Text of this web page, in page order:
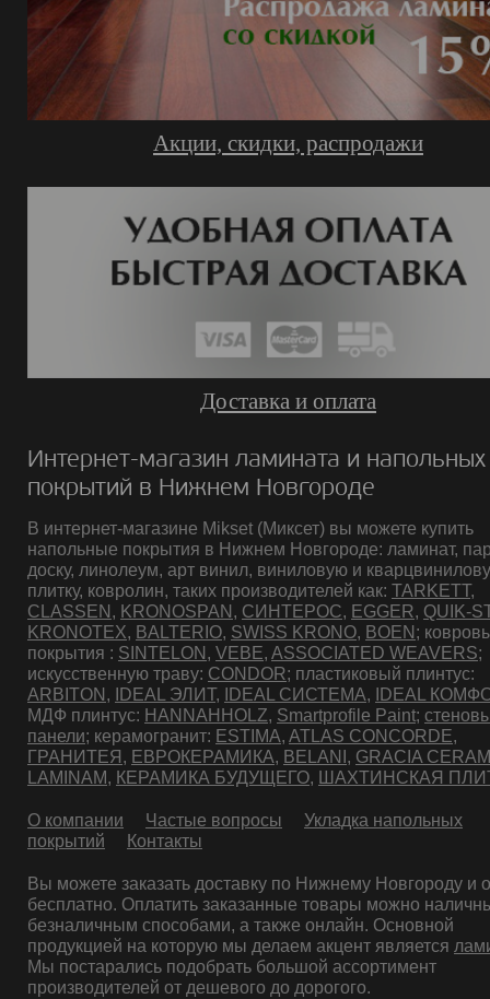
Акции, скидки, распродажи
Доставка и оплата
Интернет-магазин ламината и напольных
покрытий в Нижнем Новгороде
В интернет-магазине Mikset (Миксет) вы можете купить
напольные покрытия в Нижнем Новгороде: ламинат,
доску, линолеум, арт винил, виниловую и
плитку, ковролин, таких производителей как: TARKETT,
CLASSEN, KRONOSPAN, СИНТЕРОС, EGGER, QUIK-
KRONOTEX, BALTERIO, SWISS KRONO, BOEN;
покрытия : SINTELON, VEBE, ASSOCIATED WEAVERS;
искусственную траву: CONDOR; пластиковый плинтус:
ARBITON, IDEAL ЭЛИТ, IDEAL СИСТЕМА, IDEAL
МДФ плинтус: HANNAHHOLZ, Smartprofile Paint;
панели; керамогранит: ESTIMA, ATLAS CONCORDE,
ГРАНИТЕЯ, ЕВРОКЕРАМИКА, BELANI, GRACIA
LAMINAM, КЕРАМИКА БУДУЩЕГО, ШАХТИНСКАЯ
О компании Частые вопросы
Укладка напольных
покрытий
Контакты
Вы можете заказать доставку по Нижнему Новгороду и
бесплатно. Оплатить заказанные товары можно
безналичным способами, а также онлайн. Основной
продукцией на которую мы делаем акцент является
Мы постарались подобрать большой ассортимент
производителей от дешевого до дорогого.